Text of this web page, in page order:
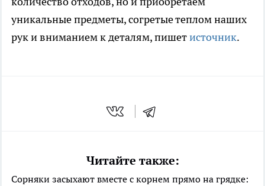
уникальные предметы, согретые теплом наших
рук и вниманием к деталям, пишетисточник.
Читайте также:
Сорняки засыхают вместе с корнем прямо на грядке: